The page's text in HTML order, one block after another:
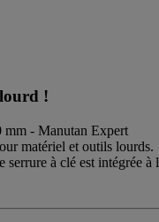
!
mm - Manutan Expert
matériel et outils lourds.
serrure à clé est intégrée à